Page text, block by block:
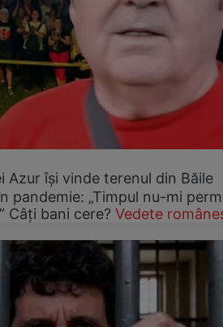
Azur își vinde terenul din Băile
pandemie: „Timpul nu-mi
Câți bani cere? Vedete